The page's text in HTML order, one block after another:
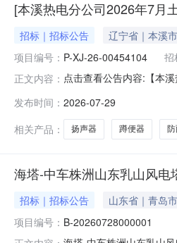
[本溪热电分公司2026年7月
招标｜招标公告 辽宁省｜本溪
项目编号： P-XJ-26-00454104 招
正文内容： 点击查看公告内容:【本
发布时间： 2026-07-29
相关产品：
扬声器 蹲便器
海塔-中车株洲山东乳山风
招标｜招标公告 山东省｜青岛市
项目编号： B-20260728000001